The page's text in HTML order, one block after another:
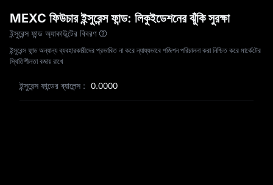
MEXC ফিউচার ইন্সুরেন্স ফান্ড: লিকুইডেশনের ঝুঁকি সুরক্ষা
ইন্সুরেন্স ফান্ড অ্যাকাউন্টের বিবরণ
ইন্সুরেন্স ফান্ড অন্যান্য ব্যবহারকারীদের প্রভাবিত না করে ন্যায্যভাবে পজিশন পরিচালনা করা নিশ্চিত করে মার্কেটের
স্থিতিশীলতা বজায় রাখে
ইন্সুরেন্স ফান্ডের ব্যালেন্স : 0.0000